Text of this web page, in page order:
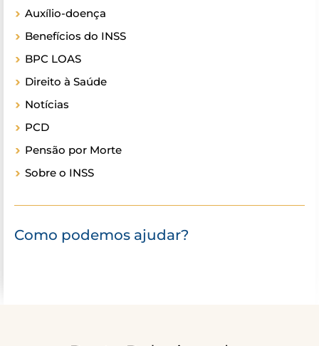
Auxílio-doença
Benefícios do INSS
BPC LOAS
Direito à Saúde
Notícias
PCD
Pensão por Morte
Sobre o INSS
Como podemos ajudar?